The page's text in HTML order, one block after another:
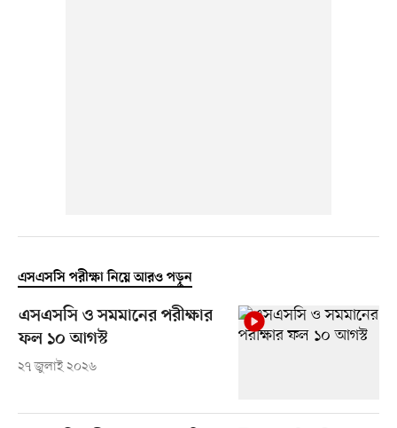
এসএসসি পরীক্ষা নিয়ে আরও পড়ুন
এসএসসি ও সমমানের পরীক্ষার
ফল ১০ আগস্ট
২৭ জুলাই ২০২৬